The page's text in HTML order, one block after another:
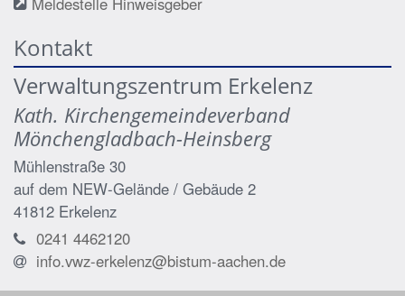
Kontakt
Verwaltungszentrum Erkelenz
Kath. Kirchengemeindeverband
Mönchengladbach-Heinsberg
Mühlenstraße 30
auf dem NEW-Gelände / Gebäude 2
41812 Erkelenz
0241 4462120
info.vwz-erkelenz@bistum-aachen.de